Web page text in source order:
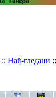
:: Най-гледани ::